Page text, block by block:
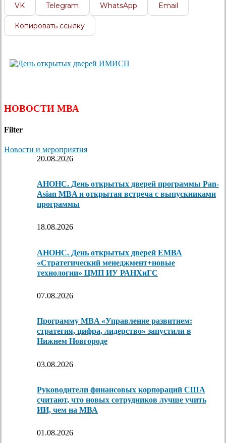
VK Telegram WhatsApp Email
Копировать ссылку
НОВОСТИ МВА
Filter
Новости и мероприятия
20.08.2026
АНОНС. День открытых дверей программы Pan-
Asian MBA и открытая встреча с выпускниками
программы
18.08.2026
АНОНС. День открытых дверей ЕМВА
«Стратегический менеджмент+новые
технологии» ЦМП ИУ РАНХиГС
07.08.2026
Программу MBA «Управление развитием:
стратегия, цифра, лидерство» запустили в
Нижнем Новгороде
03.08.2026
Руководители финансовых корпораций США
считают, что новых сотрудников лучше учить
ИИ, чем на МВА
01.08.2026